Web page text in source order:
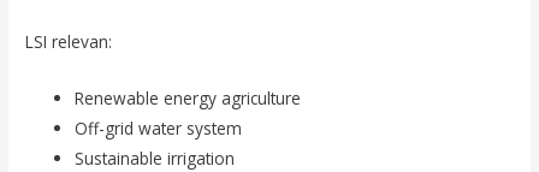
LSI relevan:
Renewable energy agriculture
Off-grid water system
Sustainable irrigation